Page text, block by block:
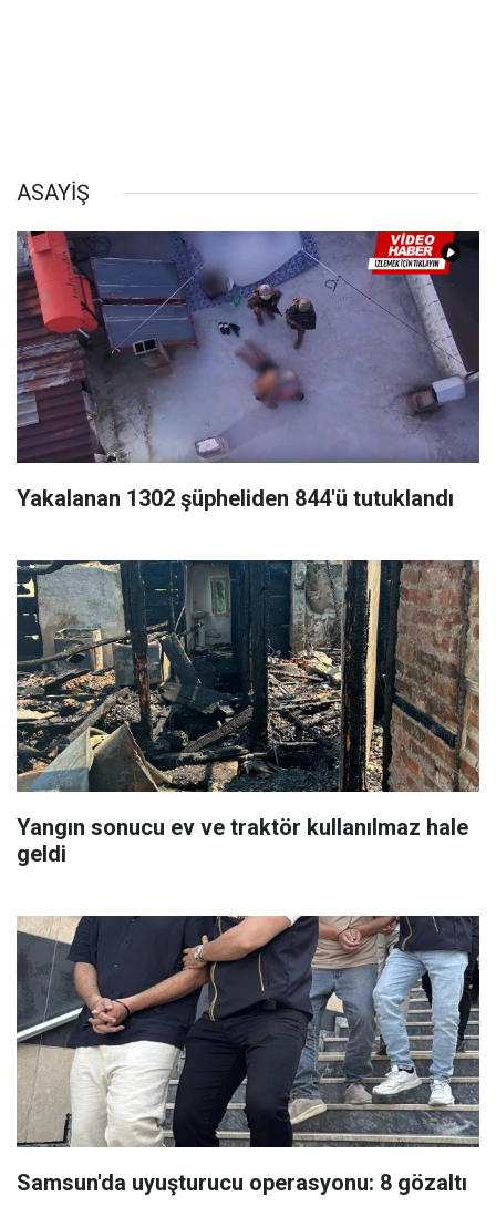
ASAYİŞ
Yakalanan 1302 şüpheliden 844'ü tutuklandı
Yangın sonucu ev ve traktör kullanılmaz hale
geldi
Samsun'da uyuşturucu operasyonu: 8 gözaltı